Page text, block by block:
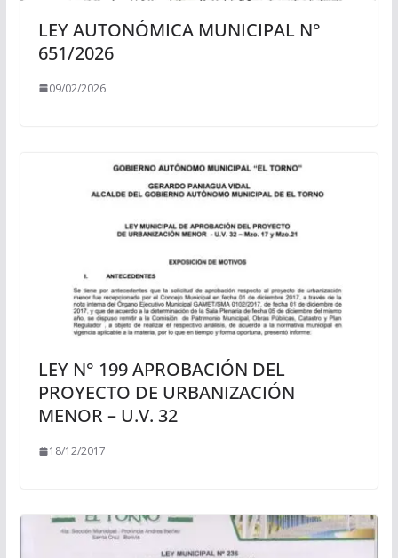
LEY AUTONÓMICA MUNICIPAL N°
651/2026
09/02/2026
LEY N° 199 APROBACIÓN DEL
PROYECTO DE URBANIZACIÓN
MENOR – U.V. 32
18/12/2017